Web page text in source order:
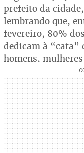
prefeito da
lembrando que,
fevereiro, 80%
dedicam à “cata”
homens,